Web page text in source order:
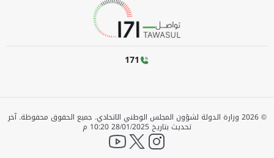
171
©
2026 وزارة الدولة لشؤون المجلس الوطني الاتحادي. جميع الحقوق محفوظة.آخر
تحديث بتاريخ 28/01/2025 10:20 م
instagram
twitter
YouTube